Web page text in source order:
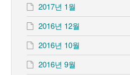
2017년 1월
2016년 12월
2016년 10월
2016년 9월